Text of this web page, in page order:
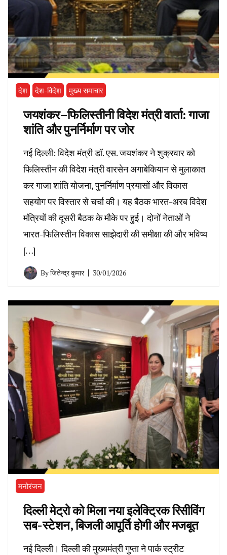
देश देश-विदेश मुख्य समाचार
जयशंकर–फिलिस्तीनी विदेश मंत्री वार्ता: गाजा
शांति और पुनर्निर्माण पर जोर
नई दिल्ली: विदेश मंत्री डॉ. एस. जयशंकर ने शुक्रवार को
फिलिस्तीन की विदेश मंत्री वारसेन अगाबेकियान से मुलाकात
कर गाजा शांति योजना, पुनर्निर्माण प्रयासों और विकास
सहयोग पर विस्तार से चर्चा की। यह बैठक भारत-अरब विदेश
मंत्रियों की दूसरी बैठक के मौके पर हुई। दोनों नेताओं ने
भारत-फिलिस्तीन विकास साझेदारी की समीक्षा की और भविष्य
[…]
Byजितेन्द्र कुमार 30/01/2026
मनोरंजन
दिल्ली मेट्रो को मिला नया इलेक्ट्रिक रिसीविंग
सब-स्टेशन, बिजली आपूर्ति होगी और मजबूत
नई दिल्ली। दिल्ली की मुख्यमंत्री गुप्ता ने पार्क स्ट्रीट